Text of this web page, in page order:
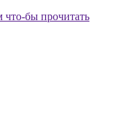
что-бы прочитать